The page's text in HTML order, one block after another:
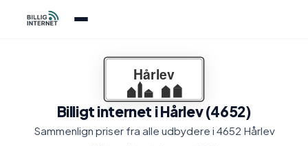
Billigt internet i Hårlev (4652)
Sammenlign priser fra alle udbydere i 4652 Hårlev